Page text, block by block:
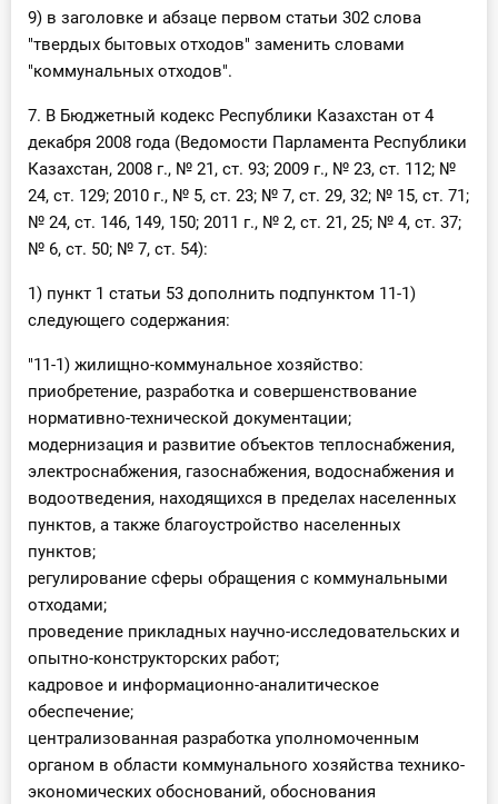
9) в заголовке и абзаце первом статьи 302 слова
"твердых бытовых отходов" заменить словами
"коммунальных отходов".
7. В Бюджетный кодекс Республики Казахстан от 4
декабря 2008 года (Ведомости Парламента Республики
Казахстан, 2008 г., № 21, ст. 93; 2009 г., № 23, ст. 112; №
24, ст. 129; 2010 г., № 5, ст. 23; № 7, ст. 29, 32; № 15, ст. 71;
№ 24, ст. 146, 149, 150; 2011 г., № 2, ст. 21, 25; № 4, ст. 37;
№ 6, ст. 50; № 7, ст. 54):
1) пункт 1 статьи 53 дополнить подпунктом 11-1)
следующего содержания:
"11-1) жилищно-коммунальное хозяйство:
приобретение, разработка и совершенствование
нормативно-технической документации;
модернизация и развитие объектов теплоснабжения,
электроснабжения, газоснабжения, водоснабжения и
водоотведения, находящихся в пределах населенных
пунктов, а также благоустройство населенных
пунктов;
регулирование сферы обращения с коммунальными
отходами;
проведение прикладных научно-исследовательских и
опытно-конструкторских работ;
кадровое и информационно-аналитическое
обеспечение;
централизованная разработка уполномоченным
органом в области коммунального хозяйства технико-
экономических обоснований, обоснования